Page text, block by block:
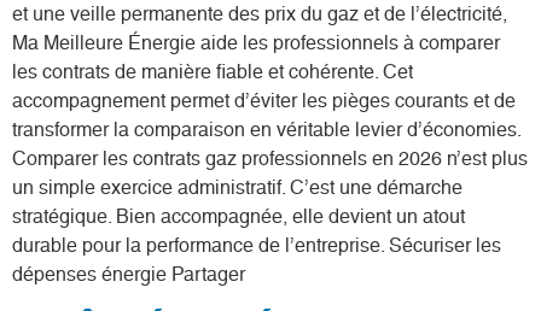
et une veille permanente des prix du gaz et de l’électricité,
Ma Meilleure Énergie aide les professionnels à comparer
les contrats de manière fiable et cohérente. Cet
accompagnement permet d’éviter les pièges courants et de
transformer la comparaison en véritable levier d’économies.
Comparer les contrats gaz professionnels en 2026 n’est plus
un simple exercice administratif. C’est une démarche
stratégique. Bien accompagnée, elle devient un atout
durable pour la performance de l’entreprise. Sécuriser les
dépenses énergie Partager